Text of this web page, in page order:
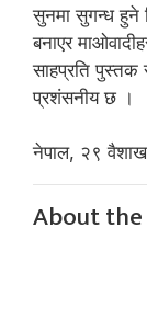
सुनमा सुगन्ध हुने
बनाएर
साहप्रति पुस्तक
प्रशंसनीय छ ।
नेपाल, २९
About